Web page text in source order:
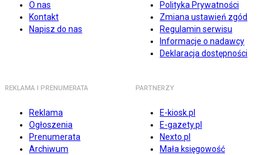
O nas
Kontakt
Napisz do nas
Polityka Prywatności
Zmiana ustawień zgód
Regulamin serwisu
Informacje o nadawcy
Deklaracja dostępności
REKLAMA I PRENUMERATA
Reklama
Ogłoszenia
Prenumerata
Archiwum
PARTNERZY
E-kiosk.pl
E-gazety.pl
Nexto.pl
Mała księgowość